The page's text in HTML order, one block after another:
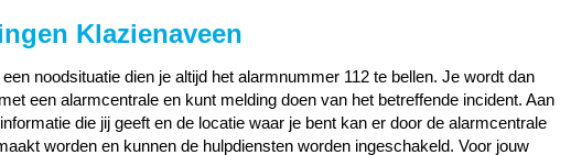
Klazienaveen
noodsituatie dien je altijd het alarmnummer 112 te bellen. Je wordt dan
een alarmcentrale en kunt melding doen van het betreffende incident. Aan
die jij geeft en de locatie waar je bent kan er door de alarmcentrale
worden en kunnen de hulpdiensten worden ingeschakeld. Voor jouw